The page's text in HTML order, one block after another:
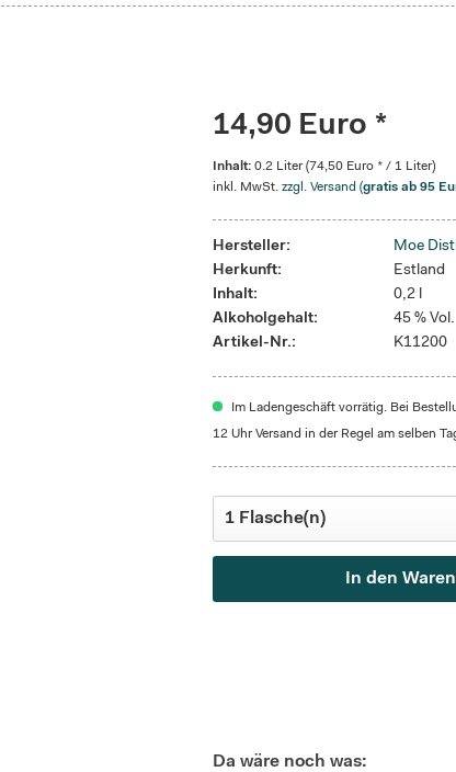
14,90 Euro *
Inhalt:0.2 Liter (74,50 Euro * / 1 Liter)
inkl. MwSt.zzgl. Versand (gratis ab 95
Hersteller:
Moe
Herkunft:
Estland
Inhalt:
0,2 l
Alkoholgehalt:
45 % Vol.
Artikel-Nr.:
K11200
Im Ladengeschäft vorrätig. Bei
12 Uhr Versand in der Regel am selben
In den
Da wäre noch was: